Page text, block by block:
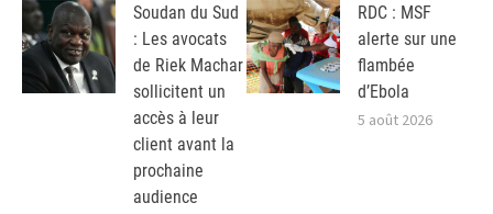
Soudan du Sud
: Les avocats
de Riek Machar
sollicitent un
accès à leur
client avant la
prochaine
audience
RDC : MSF
alerte sur une
flambée
d’Ebola
5 août 2026